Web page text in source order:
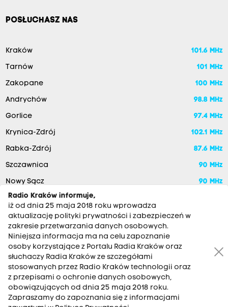
POSŁUCHASZ NAS
Kraków 101.6 MHz
Tarnów 101 MHz
Zakopane 100 MHz
Andrychów 98.8 MHz
Gorlice 97.4 MHz
Krynica-Zdrój 102.1 MHz
Rabka-Zdrój 87.6 MHz
Szczawnica 90 MHz
Nowy Sącz 90 MHz
RADIO KRAKÓW SA. Aleja Juliusza Słowackiego 22, 30-007
Kraków
Antena: 12 200 33 33
Radio Kraków informuje,
iż od dnia 25 maja 2018 roku wprowadza
aktualizację polityki prywatności i zabezpieczeń w
zakresie przetwarzania danych osobowych.
Niniejsza informacja ma na celu zapoznanie
osoby korzystające z Portalu Radia Kraków oraz
słuchaczy Radia Kraków ze szczegółami
stosowanych przez Radio Kraków technologii oraz
z przepisami o ochronie danych osobowych,
obowiązujących od dnia 25 maja 2018 roku.
Zapraszamy do zapoznania się z informacjami